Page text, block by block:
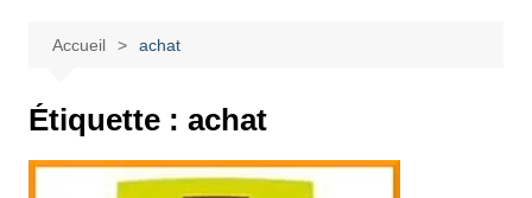
Accueil achat
Étiquette : achat